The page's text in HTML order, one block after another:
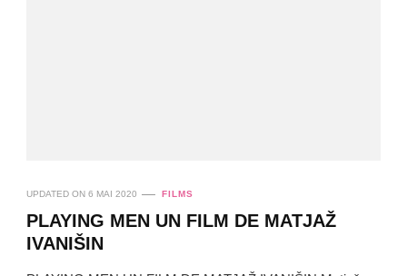
UPDATED ON 6 MAI 2020 FILMS
PLAYING MEN UN FILM DE MATJAŽ
IVANIŠIN